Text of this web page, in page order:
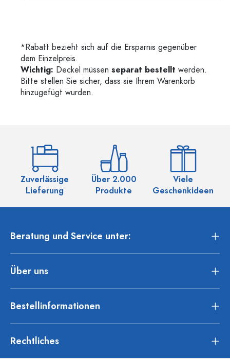
*Rabatt bezieht sich auf die Ersparnis gegenüber
dem Einzelpreis.
Wichtig: Deckel müssen separat bestellt werden.
Bitte stellen Sie sicher, dass sie Ihrem Warenkorb
hinzugefügt wurden.
Zuverlässige
Lieferung
Über 2.000
Produkte
Viele
Geschenkideen
Beratung und Service unter:
Über uns
Bestellinformationen
Rechtliches